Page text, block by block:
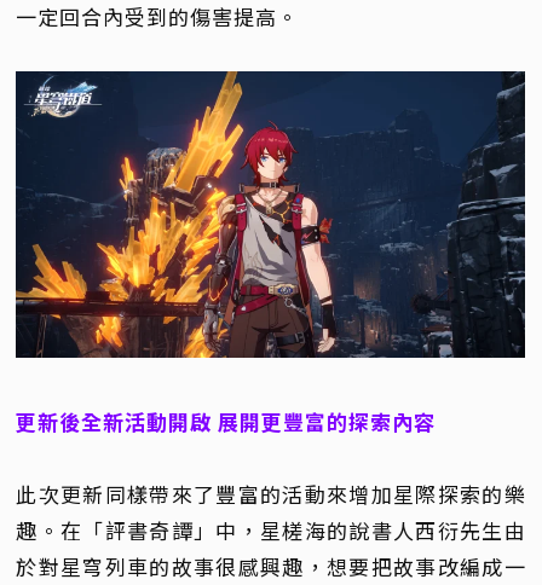
一定回合內受到的傷害提高。
更新後全新活動開啟 展開更豐富的探索內容
此次更新同樣帶來了豐富的活動來增加星際探索的樂
趣。在「評書奇譚」中，星槎海的說書人西衍先生由
於對星穹列車的故事很感興趣，想要把故事改編成一